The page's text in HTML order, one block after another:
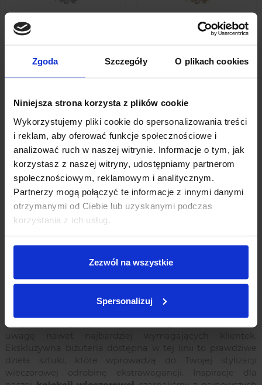
Zgoda Szczegóły O plikach cookies
Niniejsza strona korzysta z plików cookie
Wykorzystujemy pliki cookie do spersonalizowania treści
i reklam, aby oferować funkcje społecznościowe i
analizować ruch w naszej witrynie. Informacje o tym, jak
korzystasz z naszej witryny, udostępniamy partnerom
społecznościowym, reklamowym i analitycznym.
Partnerzy mogą połączyć te informacje z innymi danymi
otrzymanymi od Ciebie lub uzyskanymi podczas
korzystania z ich usług.
Zezwól na wszystkie
Spersonalizuj
REUS
zł219.00 zł153.30
Add to cart
zł219.00 zł153.30
Add to cart
Back to top
W naszej ofercie znajduje się
dodatków do stylizacji. Biżuteria dostępna w tej kolekcji
wyróżnia się nieskazitelną jakością użytych materiałów
oraz wprawnym, ręcznym wykonaniem.
połączenie elegancji i luksusu, które jest w stanie skraść
uwagę nawet najbardziej wymagających klientek.
Ekskluzywna biżuteria dostępna w tej linii to prawdziwe
dzieła sztuki, które wprowadzą do Twojej stylizacji
wieczorowej odrobinę ekstrawagancji. Inspiracje dla